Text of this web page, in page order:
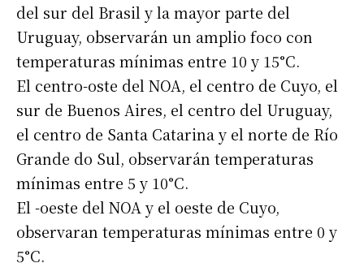
Suscribirme gratis
del sur del Brasil y la mayor parte del
Uruguay, observarán un amplio foco con
temperaturas mínimas entre 10 y 15°C.
El centro-oste del NOA, el centro de Cuyo, el
sur de Buenos Aires, el centro del Uruguay,
el centro de Santa Catarina y el norte de Río
Grande do Sul, observarán temperaturas
mínimas entre 5 y 10°C.
El -oeste del NOA y el oeste de Cuyo,
observaran temperaturas mínimas entre 0 y
5°C.